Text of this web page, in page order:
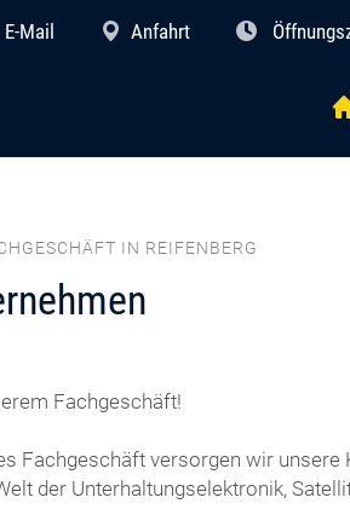
E-Mail Anfahrt
IN REIFENBERG
Fachgeschäft!
Fachgeschäft versorgen wir unsere
der Unterhaltungselektronik,